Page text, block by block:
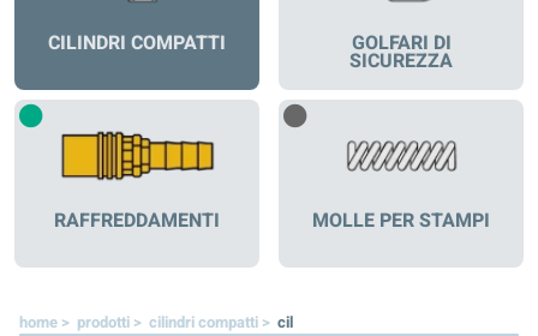
CILINDRI COMPATTI GOLFARI DI
SICUREZZA
RAFFREDDAMENTI MOLLE PER STAMPI
home > prodotti > cilindri compatti > cil